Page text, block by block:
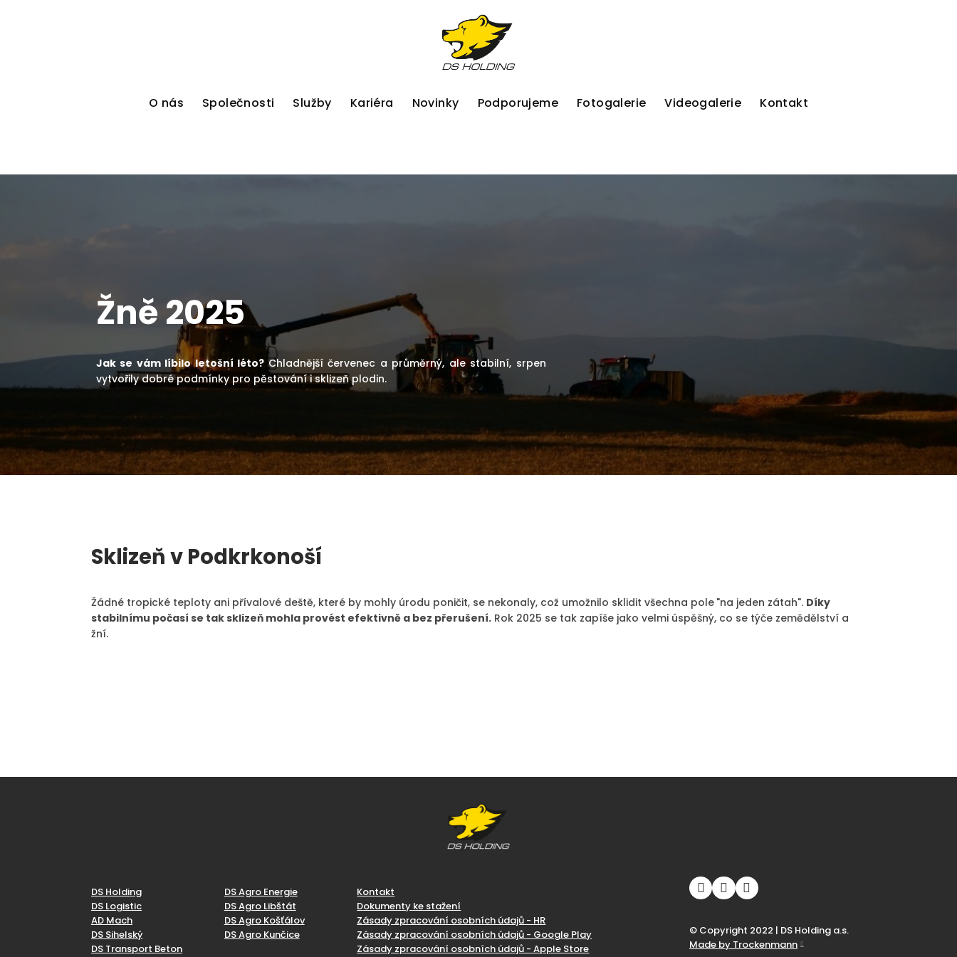
O nás Společnosti Služby Kariéra Novinky Podporujeme Fotogalerie Videogalerie Kontakt
Žně 2025
Jak se vám líbilo letošní léto?Chladnější červenec a průměrný, ale stabilní, srpen
vytvořily dobré podmínky pro pěstování i sklizeň plodin.
Sklizeň v Podkrkonoší
Žádné tropické teploty ani přívalové deště, které by mohly úrodu poničit, se nekonaly, což umožnilo sklidit všechna pole "na jeden zátah". Díky
stabilnímu počasí se tak sklizeň mohla provést efektivně a bez přerušení. Rok 2025 se tak zapíše jako velmi úspěšný, co se týče zemědělství a
žní.
DS Holding
DS Logistic
AD Mach
DS Sihelský
DS Transport Beton
DS Agro Energie
DS Agro Libštát
DS Agro Košťálov
DS Agro Kunčice
Kontakt
Dokumenty ke stažení
Zásady zpracování osobních údajů - HR
Zásady zpracování osobních údajů - Google Play
Zásady zpracování osobních údajů - Apple Store
© Copyright 2022 | DS Holding a.s.
Made by Trockenmann